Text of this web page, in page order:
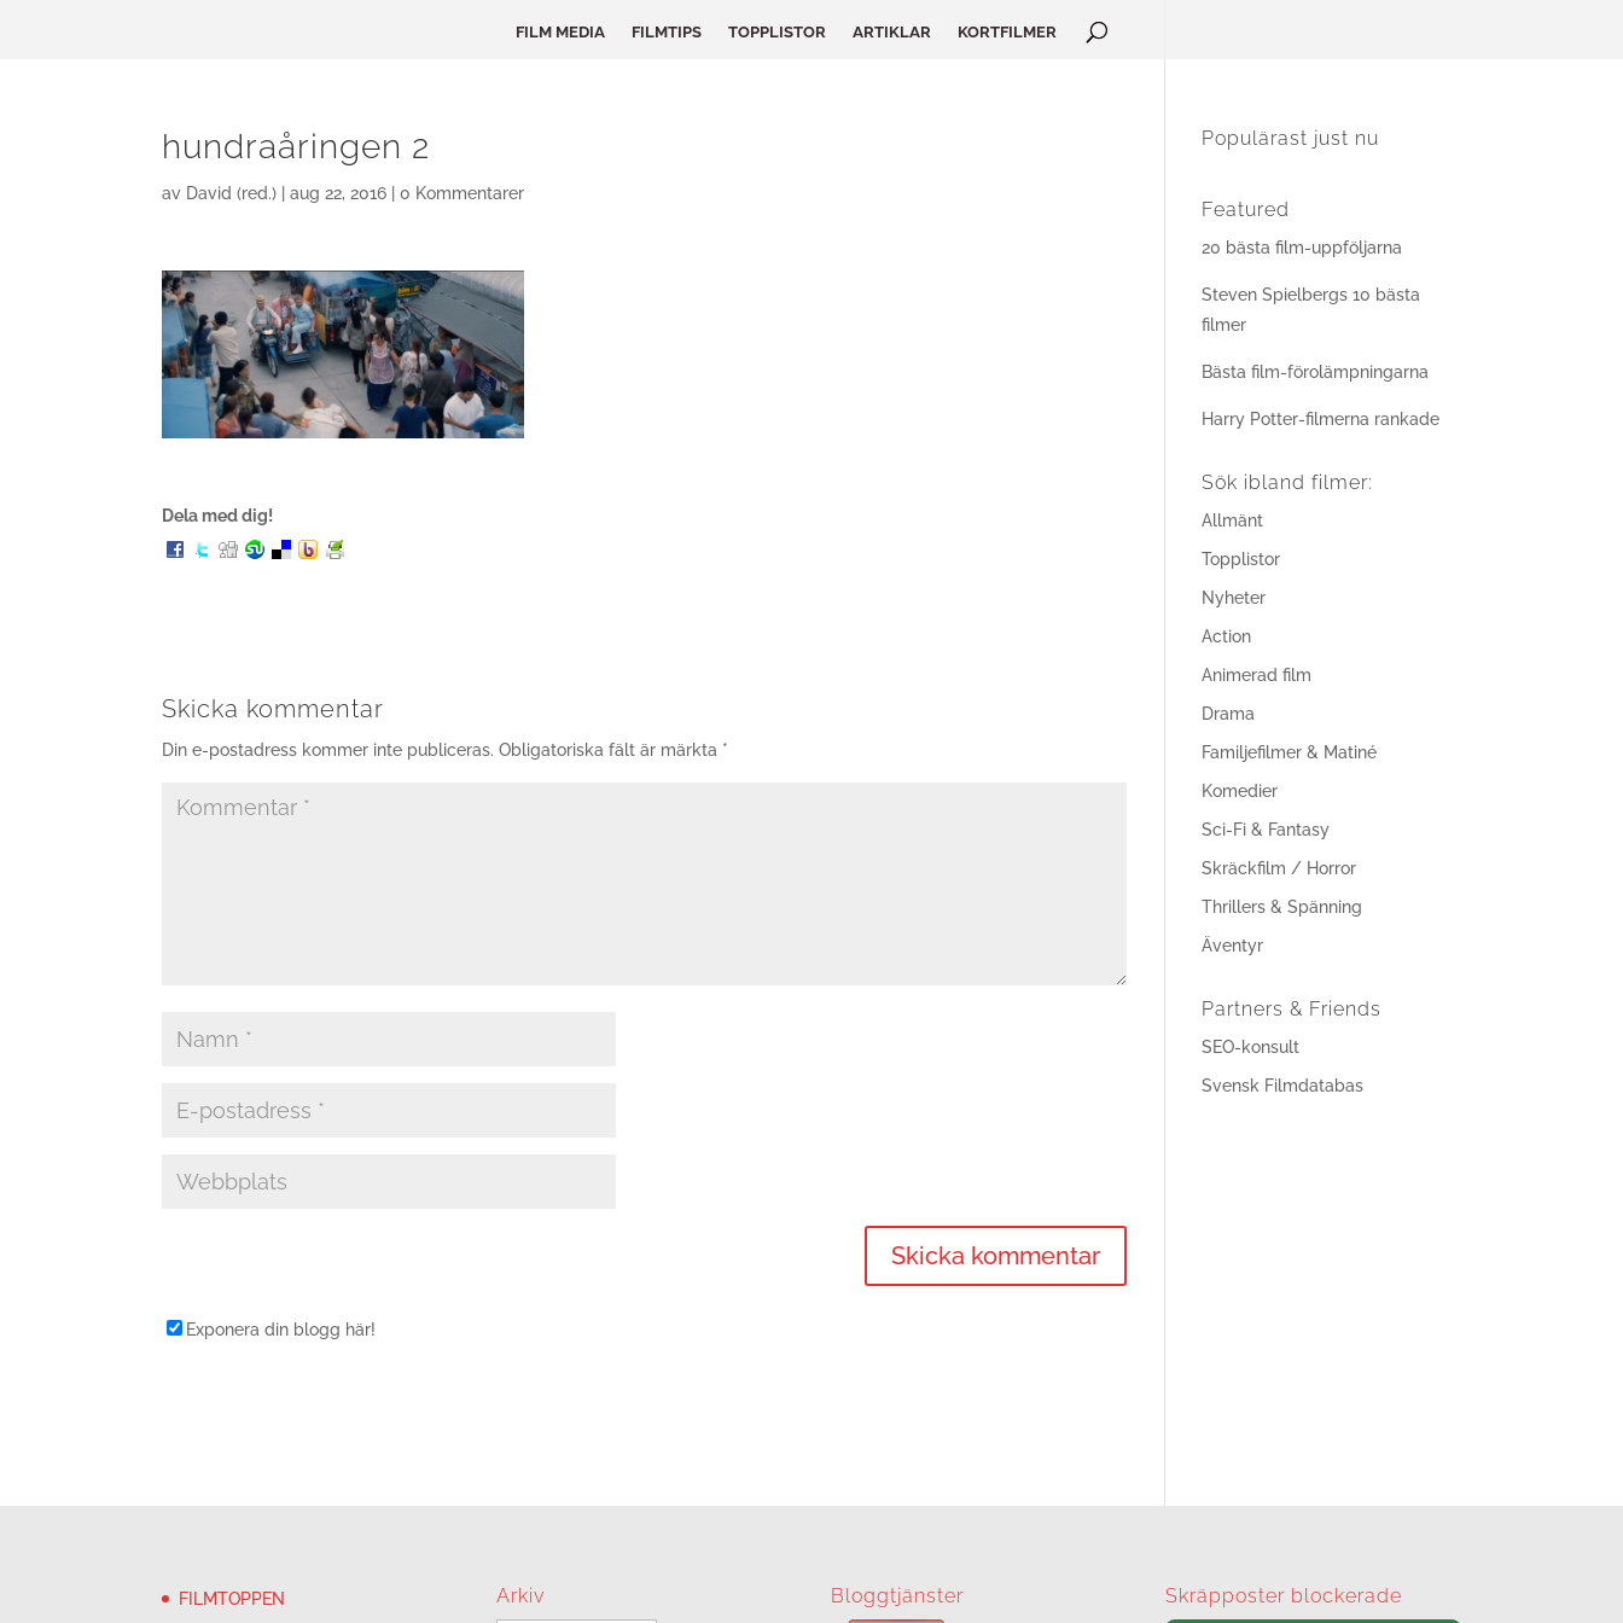
FILM MEDIA FILMTIPS TOPPLISTOR ARTIKLAR KORTFILMER
hundraåringen 2
av David (red.) |aug 22, 2016 |0 Kommentarer
Dela med dig!
Skicka kommentar
Din e-postadress kommer inte publiceras. Obligatoriska fält är märkta *
Exponera din blogg här!
Populärast just nu
Featured
20 bästa film-uppföljarna
Steven Spielbergs 10 bästa
filmer
Bästa film-förolämpningarna
Harry Potter-filmerna rankade
Sök ibland filmer:
Allmänt
Topplistor
Nyheter
Action
Animerad film
Drama
Familjefilmer & Matiné
Komedier
Sci-Fi & Fantasy
Skräckfilm / Horror
Thrillers & Spänning
Äventyr
Partners & Friends
SEO-konsult
Svensk Filmdatabas
FILMTOPPEN Arkiv Bloggtjänster Skräpposter blockerade